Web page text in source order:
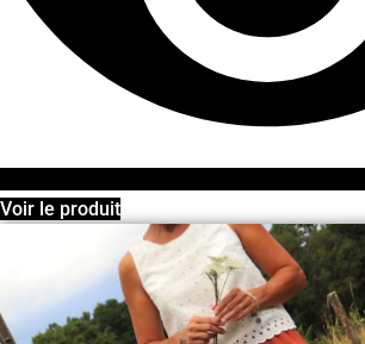
Voir le produit